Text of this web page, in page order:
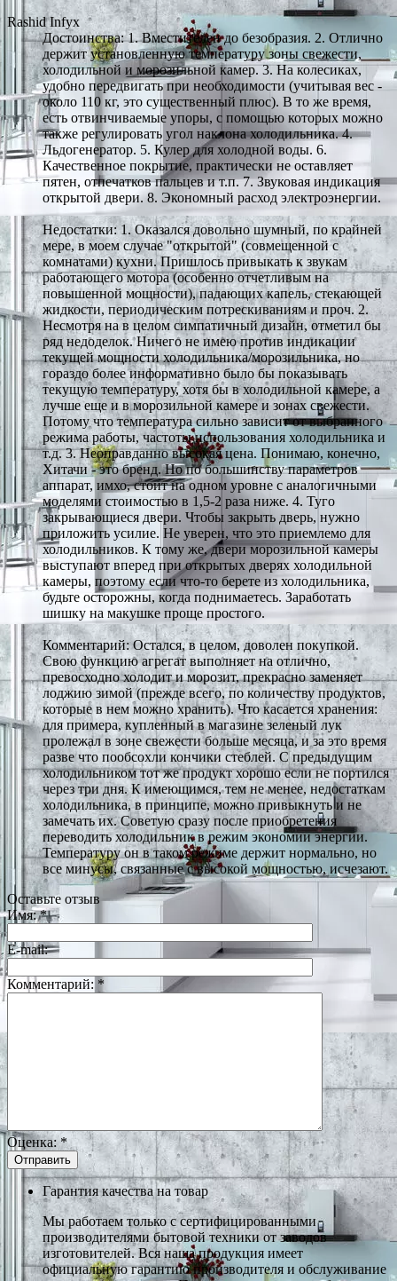
Rashid Infyx
Достоинства: 1. Вместителен до безобразия. 2. Отлично
держит установленную температуру зоны свежести,
холодильной и морозильной камер. 3. На колесиках,
удобно передвигать при необходимости (учитывая вес -
около 110 кг, это существенный плюс). В то же время,
есть отвинчиваемые упоры, с помощью которых можно
также регулировать угол наклона холодильника. 4.
Льдогенератор. 5. Кулер для холодной воды. 6.
Качественное покрытие, практически не оставляет
пятен, отпечатков пальцев и т.п. 7. Звуковая индикация
открытой двери. 8. Экономный расход электроэнергии.
Недостатки: 1. Оказался довольно шумный, по крайней
мере, в моем случае "открытой" (совмещенной с
комнатами) кухни. Пришлось привыкать к звукам
работающего мотора (особенно отчетливым на
повышенной мощности), падающих капель, стекающей
жидкости, периодическим потрескиваниям и проч. 2.
Несмотря на в целом симпатичный дизайн, отметил бы
ряд недоделок. Ничего не имею против индикации
текущей мощности холодильника/морозильника, но
гораздо более информативно было бы показывать
текущую температуру, хотя бы в холодильной камере, а
лучше еще и в морозильной камере и зонах свежести.
Потому что температура сильно зависит от выбранного
режима работы, частоты использования холодильника и
т.д. 3. Неоправданно высокая цена. Понимаю, конечно,
Хитачи - это бренд. Но по большинству параметров
аппарат, имхо, стоит на одном уровне с аналогичными
моделями стоимостью в 1,5-2 раза ниже. 4. Туго
закрывающиеся двери. Чтобы закрыть дверь, нужно
приложить усилие. Не уверен, что это приемлемо для
холодильников. К тому же, двери морозильной камеры
выступают вперед при открытых дверях холодильной
камеры, поэтому если что-то берете из холодильника,
будьте осторожны, когда поднимаетесь. Заработать
шишку на макушке проще простого.
Комментарий: Остался, в целом, доволен покупкой.
Свою функцию агрегат выполняет на отлично,
превосходно холодит и морозит, прекрасно заменяет
лоджию зимой (прежде всего, по количеству продуктов,
которые в нем можно хранить). Что касается хранения:
для примера, купленный в магазине зеленый лук
пролежал в зоне свежести больше месяца, и за это время
разве что пообсохли кончики стеблей. С предыдущим
холодильником тот же продукт хорошо если не портился
через три дня. К имеющимся, тем не менее, недостаткам
холодильника, в принципе, можно привыкнуть и не
замечать их. Советую сразу после приобретения
переводить холодильник в режим экономии энергии.
Температуру он в таком режиме держит нормально, но
все минусы, связанные с высокой мощностью, исчезают.
Оставьте отзыв
Имя:*
E-mail:
Комментарий: *
Оценка: *
Гарантия качества на товар
Мы работаем только с сертифицированными
производителями бытовой техники от заводов
изготовителей. Вся наша продукция имеет
официальную гарантию производителя и обслуживание